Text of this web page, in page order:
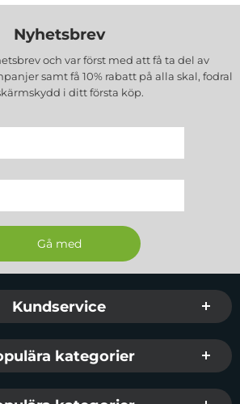
Nyhetsbrev
och var först med att få ta del av
samt få 10% rabatt på alla skal, fodral
i ditt första köp.
info och länkar
Kundservice
kategorier